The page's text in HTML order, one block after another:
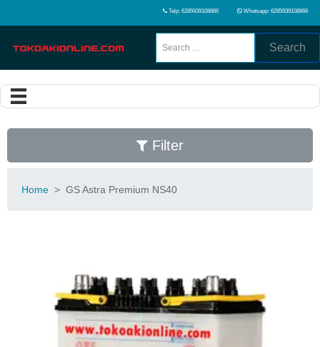
Telp: 6285939108866 Whatsapp: 6285939108866
Search
Filter
Home > GS Astra Premium NS40